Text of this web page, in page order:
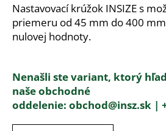
Nastavovací krúžok INSIZE s
priemeru od 45 mm do 400
nulovej hodnoty.
Nenašli ste variant, ktorý
naše obchodné
oddelenie: obchod@insz.sk |
HĽADAŤ
O
d
p